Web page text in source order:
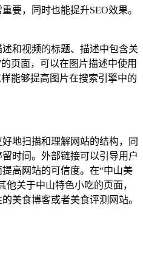
要，同时也能提升SEO效果。
和视频的标题、描述中包含关
页面，可以在图片描述中使用
能够提高图片在搜索引擎中的
地扫描和理解网站的结构，同
时间。外部链接可以引导用户
高网站的可信度。在“中山美
他关于中山特色小吃的页面，
美食博客或者美食评测网站。